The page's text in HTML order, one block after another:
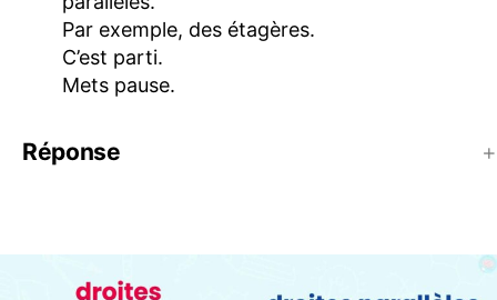
Par exemple, des étagères.
C’est parti.
Mets pause.
Réponse